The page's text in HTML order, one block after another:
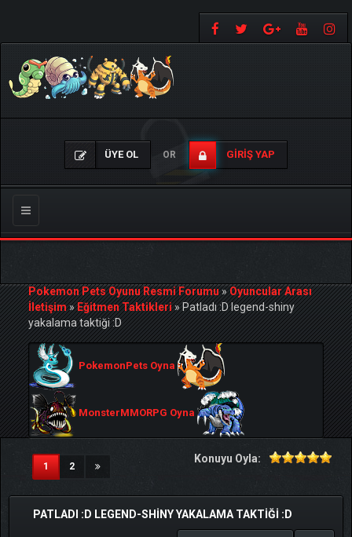
ÜYE OL OR GIRIŞ YAP
Gezinmeyi
Değiştir
Pokemon Pets Oyunu Resmi Forumu»Oyuncular Arası
İletişim»Eğitmen Taktikleri»Patladı :D legend-shiny
yakalama taktiği :D
PokemonPets Oyna
MonsterMMORPG Oyna
1(current)
2
Konuyu Oyla:
PATLADI :D LEGEND-SHINY YAKALAMA TAKTIĞI :D